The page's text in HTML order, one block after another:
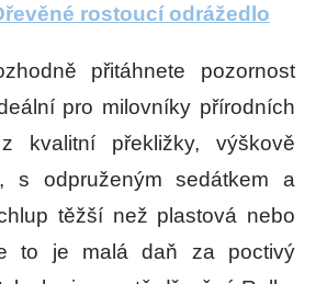
rostoucí odrážedlo
přitáhnete pozornost
pro milovníky přírodních
kvalitní překližky, výškově
s odpruženým sedátkem a
těžší než plastová nebo
to je malá daň za poctivý